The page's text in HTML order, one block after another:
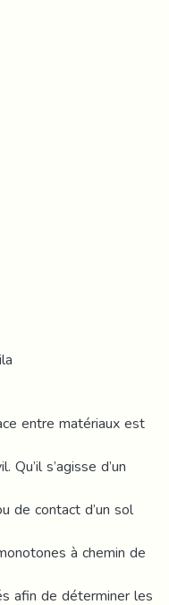
entre matériaux est
s’agisse d’un
de contact d’un sol
à chemin de
afin de déterminer les